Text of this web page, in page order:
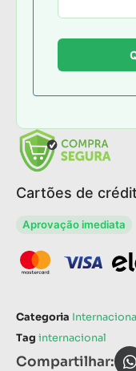
Cartões de
Aprovação imediata
Categoria
Tag internacional
Compartilhar: